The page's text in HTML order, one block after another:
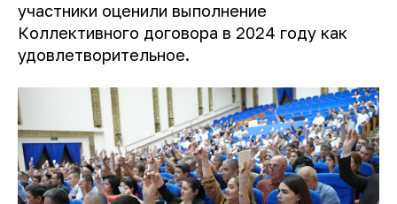
участники оценили выполнение
Коллективного договора в 2024 году как
удовлетворительное.